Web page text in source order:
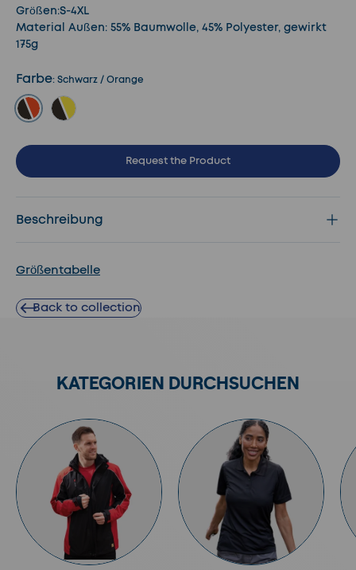
Größen:S-4XL
Material Außen: 55% Baumwolle, 45% Polyester, gewirkt
175g
Farbe: Schwarz / Orange
Schwarz / Orange
Request the Product
Beschreibung
Größentabelle
Back to collection
KATEGORIEN DURCHSUCHEN